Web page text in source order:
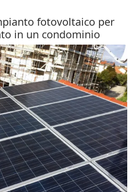
fotovoltaico per
in un condominio